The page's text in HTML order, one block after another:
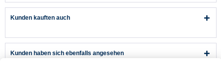
Kunden kauften auch
Kunden haben sich ebenfalls angesehen